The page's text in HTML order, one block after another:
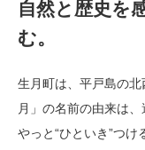
自然と歴史を
む。
生月町は、平戸島の
月」の名前の由来は
やっと“ひといき”つ